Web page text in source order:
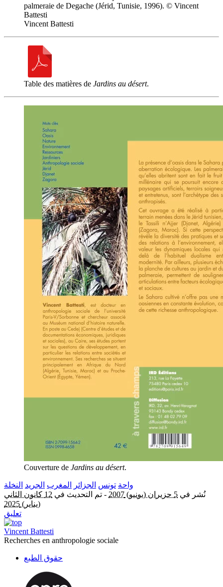
palmeraie de Degache (Jérid, Tunisie, 1996). © Vincent
Battesti
Vincent Battesti
Table des matières de Jardins au désert.
Couverture de Jardins au désert.
واحة تونس الجزائر المغرب الجريد النخلة
نُشر في 5 حزيران (يونيو) 2007 - تم التحديث في
12 كانون الثاني
(يناير) 2025
تعليق
Vincent Battesti
Recherches en anthropologie sociale
حقوق الطبع